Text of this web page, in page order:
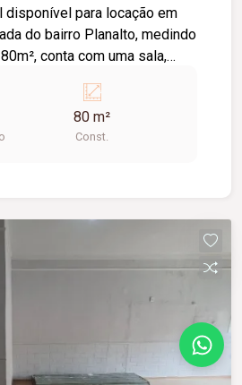
disponível para locação em
do bairro Planalto, medindo
conta com uma sala,
80 m²
Const.